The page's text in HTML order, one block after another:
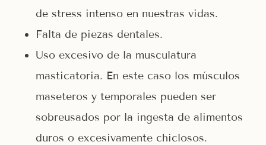
de stress intenso en nuestras vidas.
Falta de piezas dentales.
Uso excesivo de la musculatura
masticatoria. En este caso los músculos
maseteros y temporales pueden ser
sobreusados por la ingesta de alimentos
duros o excesivamente chiclosos.